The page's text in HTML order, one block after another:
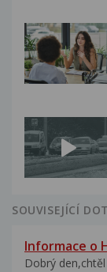
SOUVISEJÍCÍ
Informace o
Dobrý